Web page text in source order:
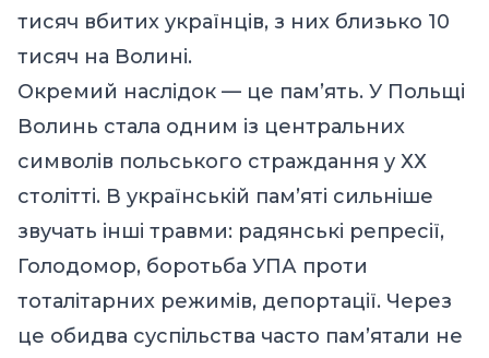
тисяч вбитих українців, з них близько 10
тисяч на Волині.
Окремий наслідок — це пам’ять. У Польщі
Волинь стала одним із центральних
символів польського страждання у ХХ
столітті. В українській пам’яті сильніше
звучать інші травми: радянські репресії,
Голодомор, боротьба УПА проти
тоталітарних режимів, депортації. Через
це обидва суспільства часто пам’ятали не